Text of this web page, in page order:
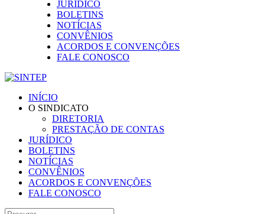
JURÍDICO
BOLETINS
NOTÍCIAS
CONVÊNIOS
ACORDOS E CONVENÇÕES
FALE CONOSCO
INÍCIO
O SINDICATO
DIRETORIA
PRESTAÇÃO DE CONTAS
JURÍDICO
BOLETINS
NOTÍCIAS
CONVÊNIOS
ACORDOS E CONVENÇÕES
FALE CONOSCO